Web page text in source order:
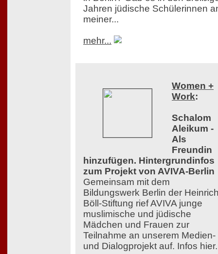
Jahren jüdische Schülerinnen
meiner...
mehr...
Women +
Work:
Schalom
Aleikum -
Als
Freundin
hinzufügen. Hintergrundinfos
zum Projekt von AVIVA-Berlin
Gemeinsam mit dem
Bildungswerk Berlin der
Böll-Stiftung rief AVIVA junge
muslimische und jüdische
Mädchen und Frauen zur
Teilnahme an unserem Medien-
und Dialogprojekt auf. Infos